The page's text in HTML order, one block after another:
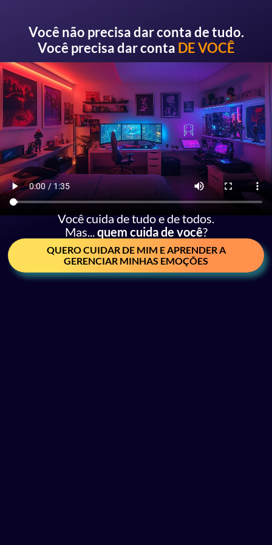
Você não precisa dar conta de tudo.
Você precisa dar conta DE VOCÊ
Você cuida de tudo e de todos.
Mas...quem cuida de você?
QUERO CUIDAR DE MIM E APRENDER A
GERENCIAR MINHAS EMOÇÕES